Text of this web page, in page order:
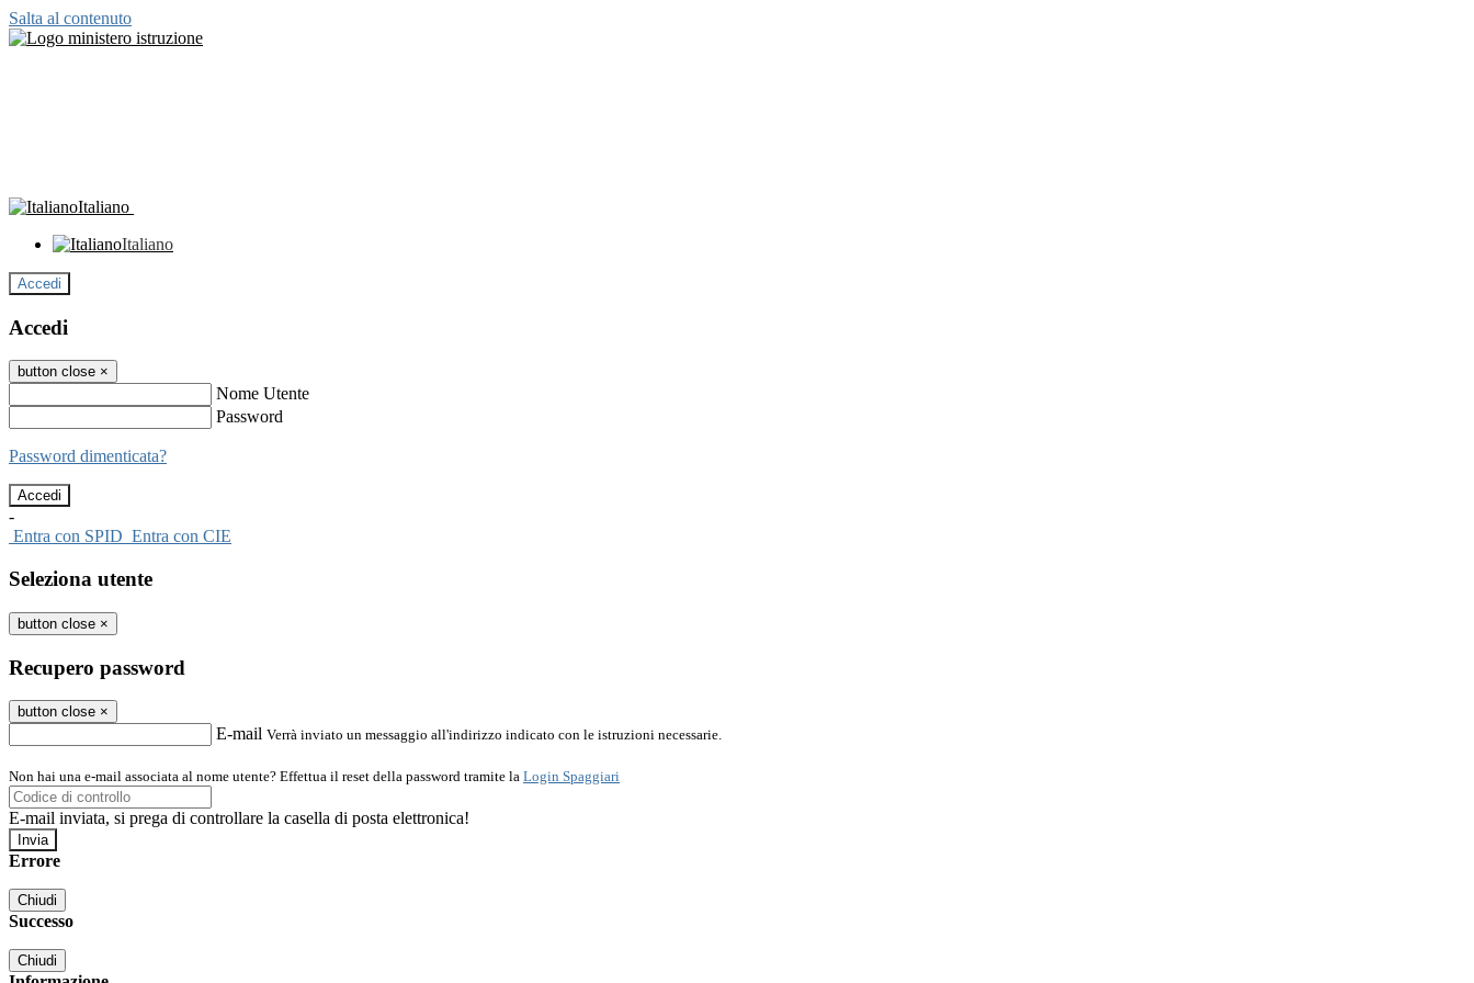
Salta al contenuto
Italiano
Italiano
Accedi
Accedi
button close ×
Nome Utente
Password
Password dimenticata?
-
Entra con SPID Entra con CIE
Seleziona utente
button close ×
Recupero password
button close ×
E-mail Verrà inviato un messaggio all'indirizzo indicato con le istruzioni necessarie.
Non hai una e-mail associata al nome utente? Effettua il reset della password tramite la Login Spaggiari
E-mail inviata, si prega di controllare la casella di posta elettronica!
Errore
Chiudi
Successo
Chiudi